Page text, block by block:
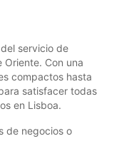
servicio de
Oriente. Con una
compactos hasta
satisfacer todas
en Lisboa.
de negocios o